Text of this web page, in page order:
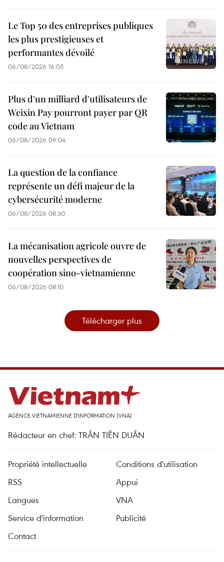
Le Top 50 des entreprises publiques
les plus prestigieuses et
performantes dévoilé
06/08/2026 16:05
Plus d'un milliard d'utilisateurs de
Weixin Pay pourront payer par QR
code au Vietnam
06/08/2026 09:04
La question de la confiance
représente un défi majeur de la
cybersécurité moderne
06/08/2026 08:30
La mécanisation agricole ouvre de
nouvelles perspectives de
coopération sino-vietnamienne
06/08/2026 08:10
Télécharger plus
AGENCE VIETNAMIENNE D'INFORMATION (VNA)
Rédacteur en chef: TRÂN TIÊN DUÂN
Propriété intellectuelle
Conditions d'utilisation
RSS
Appui
Langues
VNA
Service d'information
Publicité
Contact